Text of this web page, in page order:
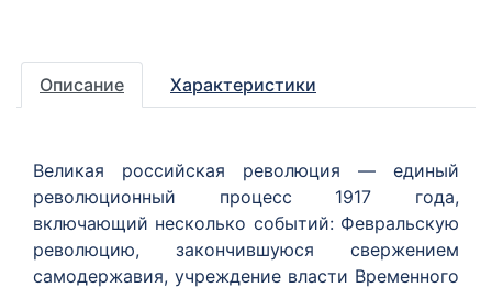
Описание Характеристики
Великая российская революция — единый
революционный процесс 1917 года,
включающий несколько событий: Февральскую
революцию, закончившуюся свержением
самодержавия, учреждение власти Временного